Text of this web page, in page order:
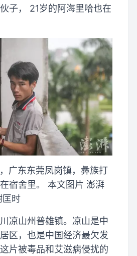
子， 21岁的阿海里哈也在
广东东莞凤岗镇，彝族打
宿舍里。 本文图片 澎湃
匡时
凉山州普雄镇。凉山是中
区，也是中国经济最欠发
片被毒品和艾滋病侵扰的